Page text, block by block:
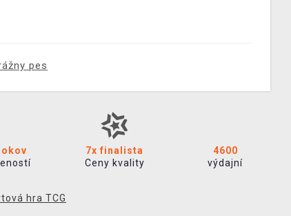
pes
7x finalista
Ceny kvality
4600
výdajní
hra TCG